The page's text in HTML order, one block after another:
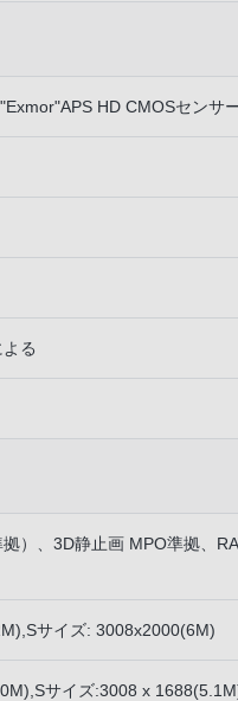
HD CMOSセンサ
る
）、3D静止画 MPO準拠、
サイズ: 3008x2000(6M)
サイズ:3008 x